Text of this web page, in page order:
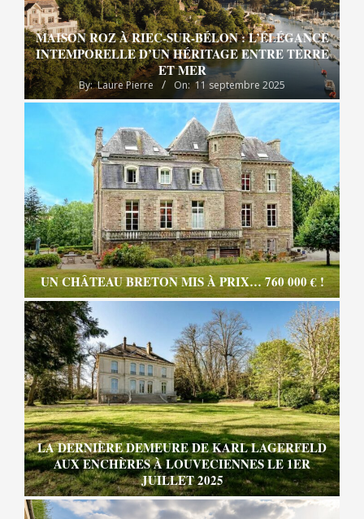
MAISON ROZ À RIEC-SUR-BÉLON : L’ÉLÉGANCE
INTEMPORELLE D’UN HÉRITAGE ENTRE TERRE
ET MER
By: Laure Pierre On: 11 septembre 2025
UN CHÂTEAU BRETON MIS À PRIX… 760 000 € !
LA DERNIÈRE DEMEURE DE KARL LAGERFELD
AUX ENCHÈRES À LOUVECIENNES LE 1ER
JUILLET 2025